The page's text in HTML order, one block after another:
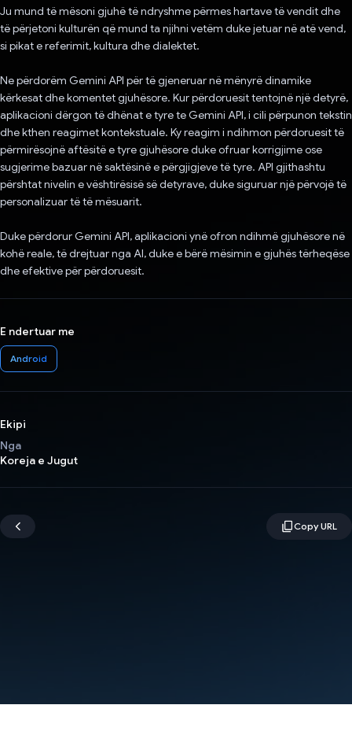
Ju mund të mësoni gjuhë të ndryshme përmes hartave të vendit dhe
të përjetoni kulturën që mund ta njihni vetëm duke jetuar në atë vend,
si pikat e referimit, kultura dhe dialektet.
Ne përdorëm Gemini API për të gjeneruar në mënyrë dinamike
kërkesat dhe komentet gjuhësore. Kur përdoruesit tentojnë një detyrë,
aplikacioni dërgon të dhënat e tyre te Gemini API, i cili përpunon tekstin
dhe kthen reagimet kontekstuale. Ky reagim i ndihmon përdoruesit të
përmirësojnë aftësitë e tyre gjuhësore duke ofruar korrigjime ose
sugjerime bazuar në saktësinë e përgjigjeve të tyre. API gjithashtu
përshtat nivelin e vështirësisë së detyrave, duke siguruar një përvojë të
personalizuar të të mësuarit.
Duke përdorur Gemini API, aplikacioni ynë ofron ndihmë gjuhësore në
kohë reale, të drejtuar nga AI, duke e bërë mësimin e gjuhës tërheqëse
dhe efektive për përdoruesit.
E ndertuar me
Android
Ekipi
Nga
Koreja e Jugut